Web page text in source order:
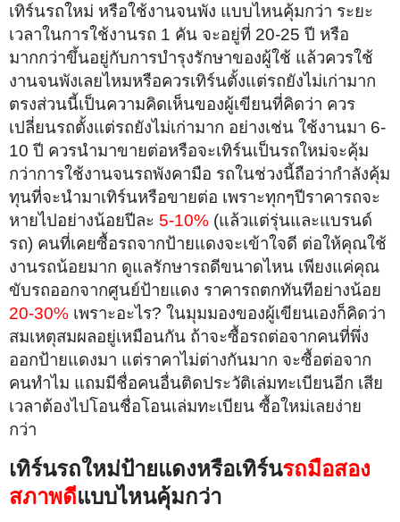
เทิร์นรถใหม่ หรือใช้งานจนพัง แบบไหนคุ้มกว่า ระยะ
เวลาในการใช้งานรถ 1 คัน จะอยู่ที่ 20-25 ปี หรือ
มากกว่าขึ้นอยู่กับการบำรุงรักษาของผู้ใช้ แล้วควรใช้
งานจนพังเลยไหมหรือควรเทิร์นตั้งแต่รถยังไม่เก่ามาก
ตรงส่วนนี้เป็นความคิดเห็นของผู้เขียนที่คิดว่า ควร
เปลี่ยนรถตั้งแต่รถยังไม่เก่ามาก อย่างเช่น ใช้งานมา 6-
10 ปี ควรนำมาขายต่อหรือจะเทิร์นเป็นรถใหม่จะคุ้ม
กว่าการใช้งานจนรถพังคามือ รถในช่วงนี้ถือว่ากำลังคุ้ม
ทุนที่จะนำมาเทิร์นหรือขายต่อ เพราะทุกๆปีราคารถจะ
หายไปอย่างน้อยปีละ 5-10% (แล้วแต่รุ่นและแบรนด์
รถ) คนที่เคยซื้อรถจากป้ายแดงจะเข้าใจดี ต่อให้คุณใช้
งานรถน้อยมาก ดูแลรักษารถดีขนาดไหน เพียงแค่คุณ
ขับรถออกจากศูนย์ป้ายแดง ราคารถตกทันทีอย่างน้อย
20-30% เพราะอะไร? ในมุมมองของผู้เขียนเองก็คิดว่า
สมเหตุสมผลอยู่เหมือนกัน ถ้าจะซื้อรถต่อจากคนที่พึ่ง
ออกป้ายแดงมา แต่ราคาไม่ต่างกันมาก จะซื้อต่อจาก
คนทำไม แถมมีชื่อคนอื่นติดประวัติเล่มทะเบียนอีก เสีย
เวลาต้องไปโอนชื่อโอนเล่มทะเบียน ซื้อใหม่เลยง่าย
กว่า
เทิร์นรถใหม่ป้ายแดงหรือเทิร์นรถมือสอง
สภาพดีแบบไหนคุ้มกว่า